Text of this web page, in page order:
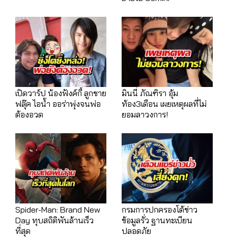
เปิดวาร์ป น้องฟังค์กี้ ลูกชาย
ฟลุ๊ค ไอน้ำ ออร่าพุ่งจนพ่อ
ต้องอวด
มินนี่ ภัณฑิรา อุ้ม
ท้อง3เดือน เผยเหตุผลที่ไม่
ยอมลาวงการ!
Spider-Man: Brand New
Day ทุบสถิติพันล้านเร็ว
ที่สุด
กรมการปกครองโต้ข่าว
ข้อมูลรั่ว ฐานทะเบียน
ปลอดภัย